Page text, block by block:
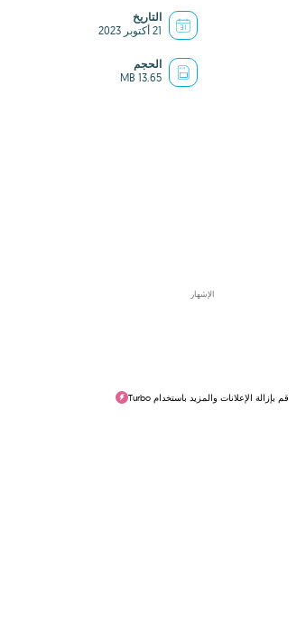
التاريخ
21 أكتوبر 2023
الحجم
13.65 MB
الإشهار
قم بإزالة الإعلانات والمزيد باستخدام Turbo